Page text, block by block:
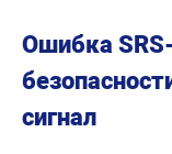
Ошибка
сигнал